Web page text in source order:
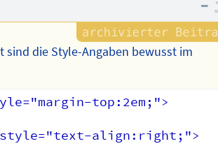
–
sind die Style-Angaben bewusst im
top:2em;">
align:right;">